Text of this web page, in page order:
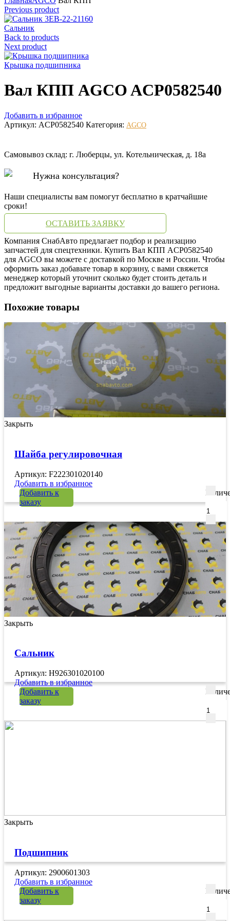
Previous product
Сальник
Back to products
Next product
Крышка подшипника
Вал КПП AGCO ACP0582540
Добавить в избранное
Артикул: ACP0582540 Категория: AGCO
Самовывоз склад: г. Люберцы, ул. Котельническая, д. 18а
Нужна консультация?
Наши специалисты вам помогут бесплатно в кратчайшие
сроки!
ОСТАВИТЬ ЗАЯВКУ
Компания СнабАвто предлагает подбор и реализацию
запчастей для спецтехники. Купить Вал КПП ACP0582540
для AGCO вы можете с доставкой по Москве и России. Чтобы
оформить заказ добавьте товар в корзину, с вами свяжется
менеджер который уточнит сколько будет стоить деталь и
предложит выгодные варианты доставки до вашего региона.
Похожие товары
Закрыть
Шайба регулировочная
Артикул: F222301020140
Добавить в избранное
Добавить к
заказу
Закрыть
Сальник
Артикул: H926301020100
Добавить в избранное
Добавить к
заказу
Закрыть
Подшипник
Артикул: 2900601303
Добавить в избранное
Добавить к
заказу